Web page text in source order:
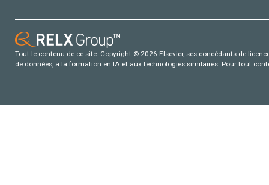
Tout le contenu de ce site: Copyright © 2026 Elsevier, ses concédants de
de données, a la formation en IA et aux technologies similaires. Pour tout